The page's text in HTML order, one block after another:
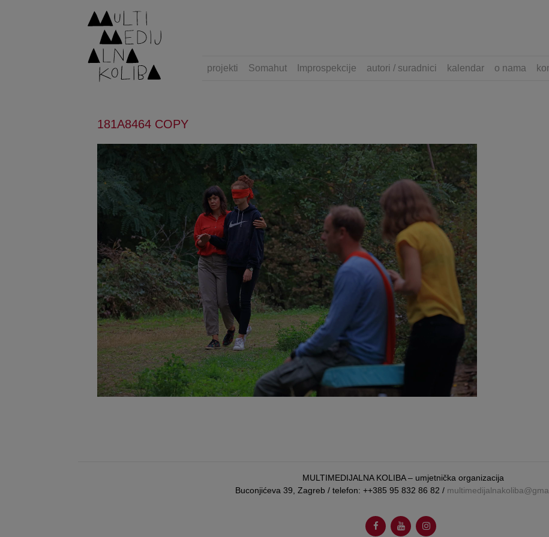
projekti Somahut Improspekcije autori / suradnici kalendar o nama
181A8464 COPY
MULTIMEDIJALNA KOLIBA – umjetnička organizacija
Buconjićeva 39, Zagreb / telefon: ++385 95 832 86 82 /